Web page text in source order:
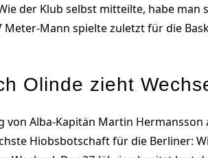
der Klub selbst mitteilte, habe man
Mann spielte zuletzt für die
Olinde zieht
Alba-Kapitän Martin
Hiobsbotschaft für die Berliner: